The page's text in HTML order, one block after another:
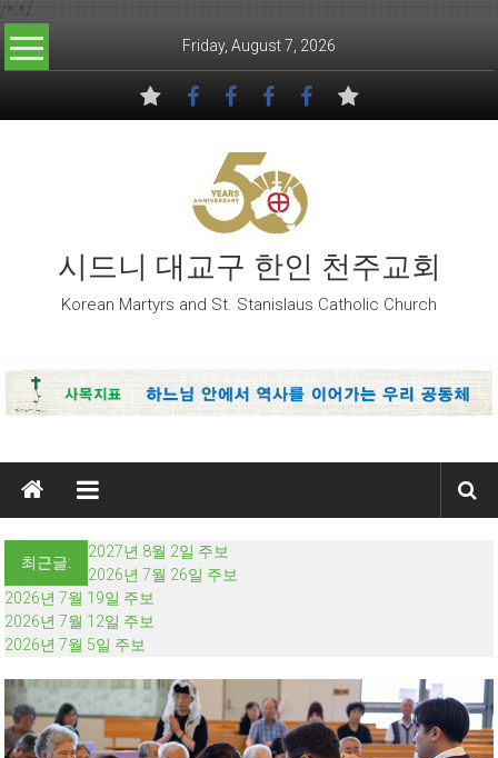
/* */
Skip to content
Friday, August 7, 2026
시드니 대교구 한인 천주교회
Korean Martyrs and St. Stanislaus Catholic Church
최근글:
2027년 8월 2일 주보
2026년 7월 26일 주보
2026년 7월 19일 주보
2026년 7월 12일 주보
2026년 7월 5일 주보